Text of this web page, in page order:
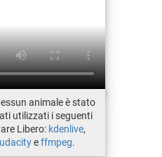
animale è stato
utilizzati i seguenti
Libero: kdenlive,
effmpeg.